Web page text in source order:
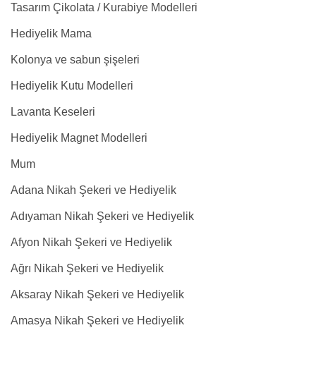
Tasarım Çikolata / Kurabiye Modelleri
Hediyelik Mama
Kolonya ve sabun şişeleri
Hediyelik Kutu Modelleri
Lavanta Keseleri
Hediyelik Magnet Modelleri
Mum
Adana Nikah Şekeri ve Hediyelik
Adıyaman Nikah Şekeri ve Hediyelik
Afyon Nikah Şekeri ve Hediyelik
Ağrı Nikah Şekeri ve Hediyelik
Aksaray Nikah Şekeri ve Hediyelik
Amasya Nikah Şekeri ve Hediyelik